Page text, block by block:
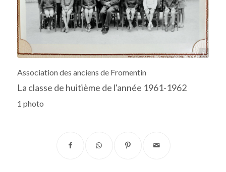
Archives départementales 17
Association des anciens de Fromentin
La classe de huitième de l'année 1961-1962
1 photo